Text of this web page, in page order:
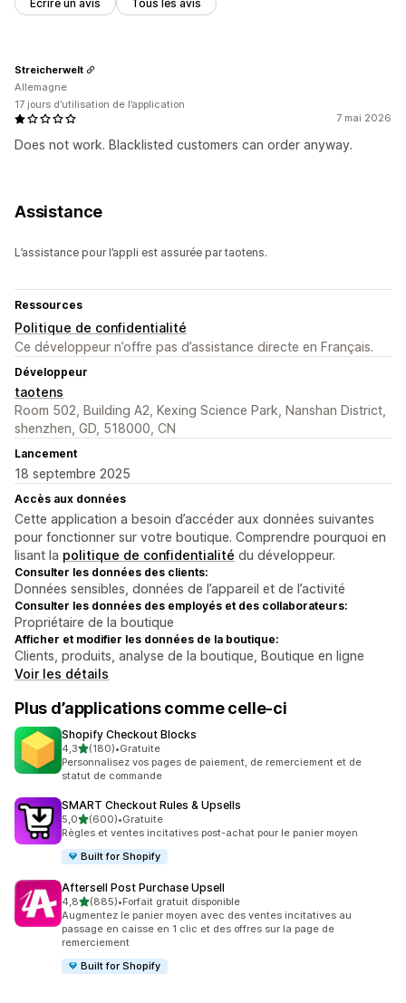
Écrire un avis Tous les avis
7 mai 2026
Does not work. Blacklisted customers can order anyway.
Streicherwelt
Allemagne
17 jours d’utilisation de l’application
Assistance
L’assistance pour l’appli est assurée par taotens.
Ressources
Politique de confidentialité
Ce développeur n’offre pas d’assistance directe en Français.
Développeur
taotens
Room 502, Building A2, Kexing Science Park, Nanshan District,
shenzhen, GD, 518000, CN
Lancement
18 septembre 2025
Accès aux données
Cette application a besoin d’accéder aux données suivantes
pour fonctionner sur votre boutique. Comprendre pourquoi en
lisant la politique de confidentialité du développeur.
Consulter les données des clients:
Données sensibles, données de l’appareil et de l’activité
Consulter les données des employés et des collaborateurs:
Propriétaire de la boutique
Afficher et modifier les données de la boutique:
Clients, produits, analyse de la boutique, Boutique en ligne
Voir les détails
Plus d’applications comme celle-ci
Shopify Checkout Blocks
4,3étoile(s) sur 5
(180)
180 avis au total
•Gratuite
Personnalisez vos pages de paiement, de remerciement et de
statut de commande
SMART Checkout Rules & Upsells
5,0étoile(s) sur 5
(600)
600 avis au total
•Gratuite
Règles et ventes incitatives post-achat pour le panier moyen
Built for Shopify
Aftersell Post Purchase Upsell
4,8étoile(s) sur 5
(885)
885 avis au total
•Forfait gratuit disponible
Augmentez le panier moyen avec des ventes incitatives au
passage en caisse en 1 clic et des offres sur la page de
remerciement
Built for Shopify